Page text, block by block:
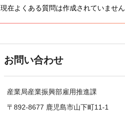
現在よくある質問は作成されていませ
お問い合わせ
産業局産業振興部雇用推進課
〒892-8677 鹿児島市山下町11-1